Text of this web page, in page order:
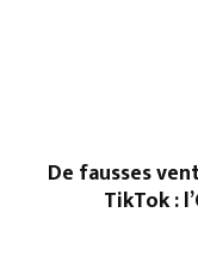
De fausses
TikTok :